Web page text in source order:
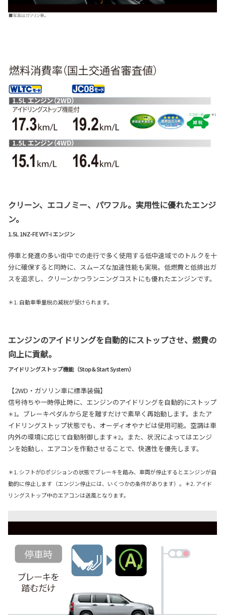
クリーン、エコノミー、パワフル。実用性に優れたエンジ
ン。
1.5L 1NZ-FE VVT-i エンジン
停車と発進の多い街中での走行で多く使用する低中速域でのトルクを十
分に確保すると同時に、スムーズな加速性能も実現。低燃費と低排出ガ
スを追求し、クリーンかつランニングコストにも優れたエンジンです。
＊1. 自動車重量税の減税が受けられます。
エンジンのアイドリングを自動的にストップさせ、燃費の
向上に貢献。
アイドリングストップ機能（Stop＆Start System）
【2WD・ガソリン車に標準装備】
信号待ちや一時停止時に、エンジンのアイドリングを自動的にストップ
＊1。ブレーキペダルから足を離すだけで素早く再始動します。またア
イドリングストップ状態でも、オーディオやナビは使用可能。空調は車
内外の環境に応じて自動制御します＊2。また、状況によってはエンジ
ンを始動し、エアコンを作動させることで、快適性を優先します。
＊1. シフトがDポジションの状態でブレーキを踏み、車両が停止するとエンジンが自
動的に停止します（エンジン停止には、いくつかの条件があります）。＊2. アイド
リングストップ中のエアコンは送風となります。